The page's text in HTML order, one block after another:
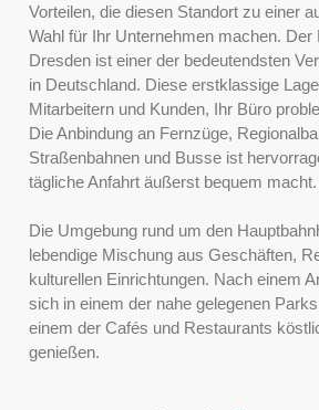
Vorteilen, die diesen Standort zu einer
Wahl für Ihr Unternehmen machen. Der
Dresden ist einer der bedeutendsten
in Deutschland. Diese erstklassige
Mitarbeitern und Kunden, Ihr Büro
Die Anbindung an Fernzüge,
Straßenbahnen und Busse ist
tägliche Anfahrt äußerst bequem macht.
Die Umgebung rund um den
lebendige Mischung aus Geschäften,
kulturellen Einrichtungen. Nach einem
sich in einem der nahe gelegenen
einem der Cafés und Restaurants
genießen.